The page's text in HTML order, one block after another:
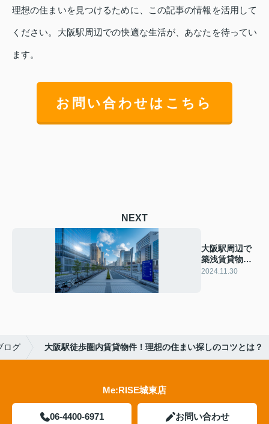
理想の住まいを見つけるために、この記事の情報を活用して
ください。大阪駅周辺での快適な生活が、あなたを待ってい
ます。
お問い合わせはこちら
NEXT
大阪駅周辺で
築浅賃貸物件
の魅力を徹底
2024.11.30
ログ 大阪駅徒歩圏内賃貸物件！理想の住まい探しのコツとは？
Me:RISE城東店
06-4400-6971 お問い合わせ